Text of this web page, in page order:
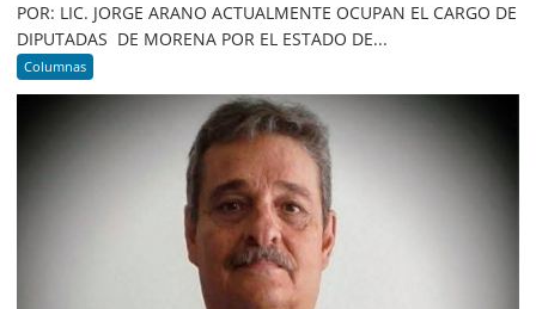
POR: LIC. JORGE ARANO ACTUALMENTE OCUPAN EL CARGO DE
DIPUTADAS DE MORENA POR EL ESTADO DE...
Columnas